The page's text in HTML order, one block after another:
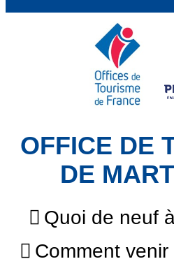
OFFICE DE
DE
Quoi de neuf
Comment